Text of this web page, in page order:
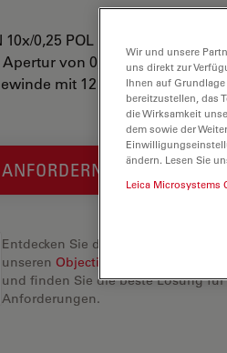
0,25 POL DS hat eine
von 0,25. Für
mit 12 mm freiem
Entdecken Sie die perfekte Lösung.
unseren Objective Finder
und finden Sie die beste Lösung für
Anforderungen.
Wir und unsere
uns direkt zur
Ihnen auf
bereitzustellen, das
die Wirksamkeit
dem sowie der
ändern. Lesen Sie
Leica Microsystems